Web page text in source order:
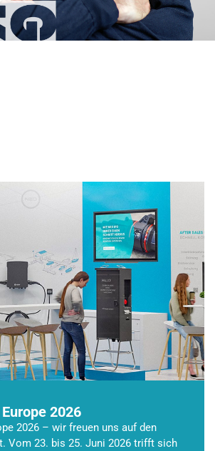
2026
2026 – wir freuen uns auf den
Vom 23. bis 25. Juni 2026 trifft sich